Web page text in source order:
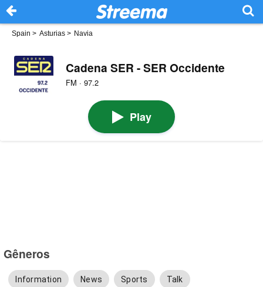
Spain > Asturias > Navia
Cadena SER - SER Occidente
FM · 97.2
Play
Gêneros
Information News Sports Talk